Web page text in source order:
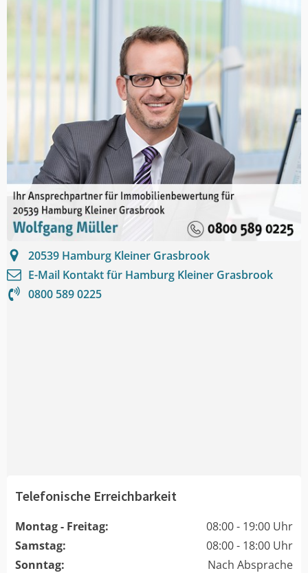
20539 Hamburg Kleiner Grasbrook
E-Mail Kontakt für Hamburg Kleiner Grasbrook
0800 589 0225
Telefonische Erreichbarkeit
Montag - Freitag:
08:00 - 19:00 Uhr
Samstag:
08:00 - 18:00 Uhr
Sonntag:
Nach Absprache